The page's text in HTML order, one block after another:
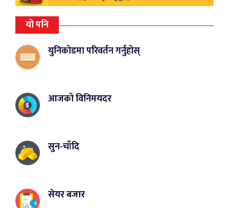
यो पनि
युनिकोडमा परिवर्तन गर्नुहोस्
आजको विनिमयदर
सुन-चाँदि
सेयर बजार